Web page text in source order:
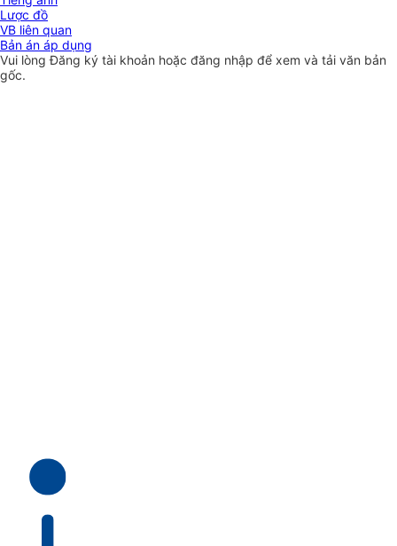
Lược đồ
VB liên quan
Bản án áp dụng
Vui lòngĐăng ký tài khoản hoặc đăng nhập để xem và tải văn bản
gốc.